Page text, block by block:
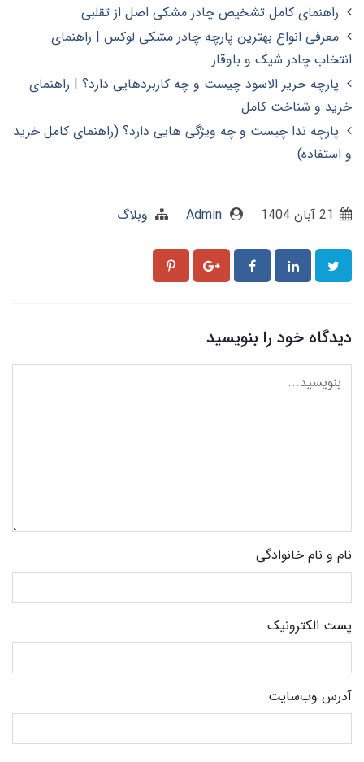
راهنمای کامل تشخیص چادر مشکی اصل از تقلبی
معرفی انواع بهترین پارچه چادر مشکی لوکس | راهنمای
انتخاب چادر شیک و باوقار
پارچه حریر الاسود چیست و چه کاربردهایی دارد؟ | راهنمای
خرید و شناخت کامل
پارچه ندا چیست و چه ویژگی هایی دارد؟ (راهنمای کامل خرید
و استفاده)
Admin وبلاگ
دیدگاه خود را بنویسید
نام و نام خانوادگی
پست الکترونیک
آدرس وب‌سایت